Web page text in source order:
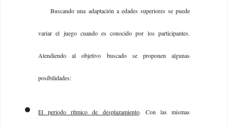
Buscando una adaptación a edades superiores se puede
variar el juego cuando es conocido por los participantes.
Atendiendo al objetivo buscado se proponen algunas
posibilidades:
El periodo rítmico de desplazamiento. Con las mismas